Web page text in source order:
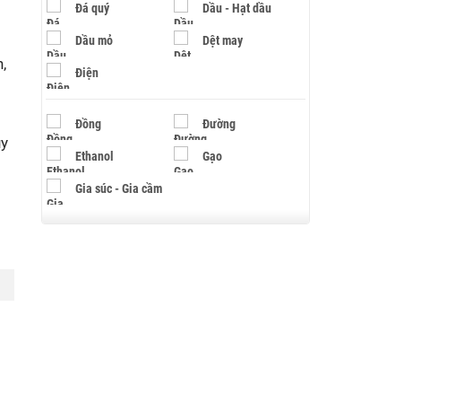
Đá quý Dầu - Hạt dầu
Dầu mỏ Dệt may
Điện
Đồng Đường
Ethanol Gạo
Gia súc - Gia cầm